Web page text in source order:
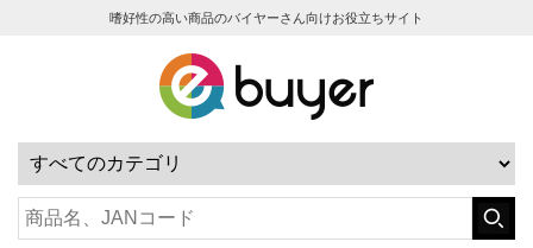
嗜好性の高い商品のバイヤーさん向けお役立ちサイト